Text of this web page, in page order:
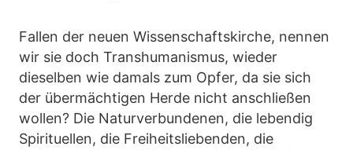
Fallen der neuen Wissenschaftskirche, nennen
wir sie doch Transhumanismus, wieder
dieselben wie damals zum Opfer, da sie sich
der übermächtigen Herde nicht anschließen
wollen? Die Naturverbundenen, die lebendig
Spirituellen, die Freiheitsliebenden, die